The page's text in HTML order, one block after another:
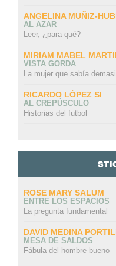
ANGELINA MUÑIZ-
AL AZAR
Leer, ¿para qué?
MIRIAM MABEL
VISTA GORDA
La mujer que sabía
RICARDO LÓPEZ SI
AL CREPÚSCULO
Historias del futbol
ROSE MARY SALUM
ENTRE LOS ESPACIOS
La pregunta fundamental
DAVID MEDINA
MESA DE SALDOS
Fábula del hombre bueno